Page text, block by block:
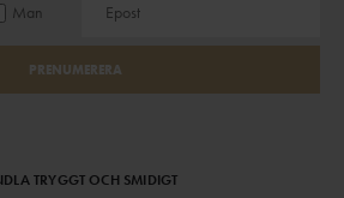
Man
PRENUMERERA
TRYGGT OCH SMIDIGT